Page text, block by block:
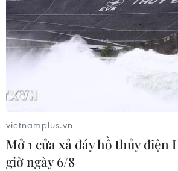
vietnamplus.vn
Mở 1 cửa xả đáy hồ thủy điện
giờ ngày 6/8